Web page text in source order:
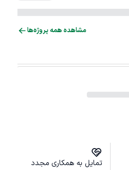
مشاهده همه پروژه‌ها
تمایل به همکاری مجدد